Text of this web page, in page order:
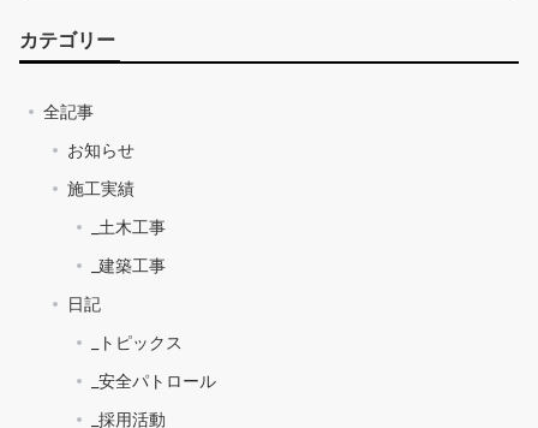
カテゴリー
全記事
お知らせ
施工実績
_土木工事
_建築工事
日記
_トピックス
_安全パトロール
_採用活動